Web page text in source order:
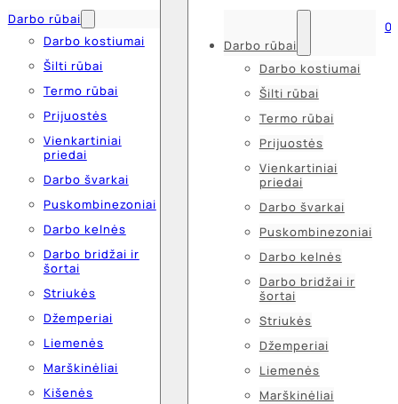
Darbo rūbai
Darbo kostiumai
Šilti rūbai
Termo rūbai
Prijuostės
Vienkartiniai
priedai
Darbo švarkai
Puskombinezoniai
Darbo kelnės
Darbo bridžai ir
šortai
Striukės
Džemperiai
Liemenės
Marškinėliai
Kišenės
Darbo rūbai
Darbo kostiumai
Šilti rūbai
Termo rūbai
Prijuostės
Vienkartiniai
priedai
Darbo švarkai
Puskombinezoniai
Darbo kelnės
Darbo bridžai ir
šortai
Striukės
Džemperiai
Liemenės
Marškinėliai
0